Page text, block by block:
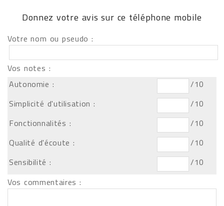
Donnez votre avis sur ce téléphone mobile
Votre nom ou pseudo :
Vos notes :
Autonomie :
/10
Simplicité d'utilisation :
/10
Fonctionnalités :
/10
Qualité d'écoute :
/10
Sensibilité :
/10
Vos commentaires :